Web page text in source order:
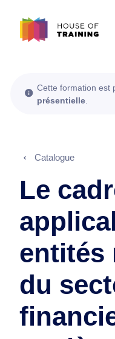
Cette formation est
présentielle
Catalogue
Le
entités
du